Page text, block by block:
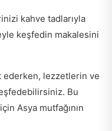
kahve tadlarıyla
keşfedin makalesini
ederken, lezzetlerin ve
Bu
Asya mutfağının